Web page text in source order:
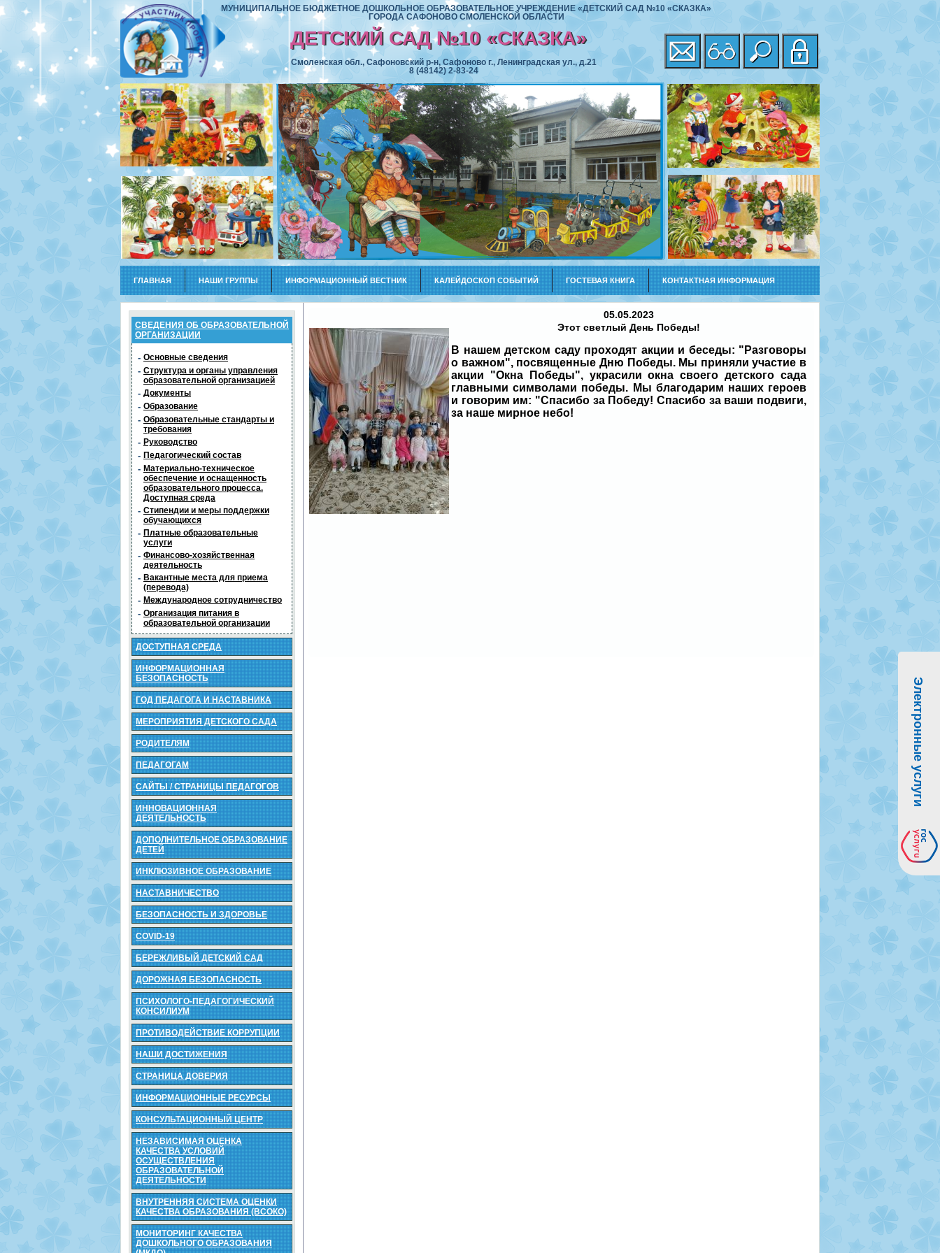
Смоленская обл., Сафоновский р-н, Сафоново г., Ленинградская ул., д.21
8 (48142) 2-83-24
ДЕТСКИЙ САД №10 «СКАЗКА»
МУНИЦИПАЛЬНОЕ БЮДЖЕТНОЕ ДОШКОЛЬНОЕ ОБРАЗОВАТЕЛЬНОЕ УЧРЕЖДЕНИЕ «ДЕТСКИЙ САД №10 «СКАЗКА»
ГОРОДА САФОНОВО СМОЛЕНСКОЙ ОБЛАСТИ
ГЛАВНАЯ НАШИ ГРУППЫ ИНФОРМАЦИОННЫЙ ВЕСТНИК КАЛЕЙДОСКОП СОБЫТИЙ ГОСТЕВАЯ КНИГА КОНТАКТНАЯ ИНФОРМАЦИЯ
СВЕДЕНИЯ ОБ ОБРАЗОВАТЕЛЬНОЙ
ОРГАНИЗАЦИИ
- Основные сведения
- Структура и органы управления
образовательной организацией
- Документы
- Образование
- Образовательные стандарты и
требования
- Руководство
- Педагогический состав
- Материально-техническое
обеспечение и оснащенность
образовательного процесса.
Доступная среда
- Стипендии и меры поддержки
обучающихся
- Платные образовательные
услуги
- Финансово-хозяйственная
деятельность
- Вакантные места для приема
(перевода)
- Международное сотрудничество
- Организация питания в
образовательной организации
ДОСТУПНАЯ СРЕДА
ИНФОРМАЦИОННАЯ
БЕЗОПАСНОСТЬ
ГОД ПЕДАГОГА И НАСТАВНИКА
МЕРОПРИЯТИЯ ДЕТСКОГО САДА
РОДИТЕЛЯМ
ПЕДАГОГАМ
САЙТЫ / СТРАНИЦЫ ПЕДАГОГОВ
ИННОВАЦИОННАЯ
ДЕЯТЕЛЬНОСТЬ
ДОПОЛНИТЕЛЬНОЕ ОБРАЗОВАНИЕ
ДЕТЕЙ
ИНКЛЮЗИВНОЕ ОБРАЗОВАНИЕ
НАСТАВНИЧЕСТВО
БЕЗОПАСНОСТЬ И ЗДОРОВЬЕ
COVID-19
БЕРЕЖЛИВЫЙ ДЕТСКИЙ САД
ДОРОЖНАЯ БЕЗОПАСНОСТЬ
ПСИХОЛОГО-ПЕДАГОГИЧЕСКИЙ
КОНСИЛИУМ
ПРОТИВОДЕЙСТВИЕ КОРРУПЦИИ
НАШИ ДОСТИЖЕНИЯ
СТРАНИЦА ДОВЕРИЯ
ИНФОРМАЦИОННЫЕ РЕСУРСЫ
КОНСУЛЬТАЦИОННЫЙ ЦЕНТР
НЕЗАВИСИМАЯ ОЦЕНКА
КАЧЕСТВА УСЛОВИЙ
ОСУЩЕСТВЛЕНИЯ
ОБРАЗОВАТЕЛЬНОЙ
ДЕЯТЕЛЬНОСТИ
ВНУТРЕННЯЯ СИСТЕМА ОЦЕНКИ
КАЧЕСТВА ОБРАЗОВАНИЯ (ВСОКО)
МОНИТОРИНГ КАЧЕСТВА
ДОШКОЛЬНОГО ОБРАЗОВАНИЯ
05.05.2023
Этот светлый День Победы!
В нашем детском саду проходят акции и беседы: "Разговоры
о важном", посвященные Дню Победы. Мы приняли участие в
акции "Окна Победы", украсили окна своего детского сада
главными символами победы. Мы благодарим наших героев
и говорим им: "Спасибо за Победу! Спасибо за ваши подвиги,
за наше мирное небо!
Электронные услуги